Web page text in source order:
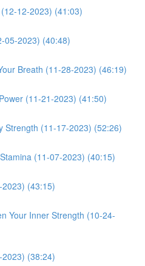
12-2023) (41:03)
05-2023) (40:48)
Breath (11-28-2023) (46:19)
(11-21-2023) (41:50)
Strength (11-17-2023) (52:26)
(11-07-2023) (40:15)
(43:15)
Your Inner Strength (10-24-
(38:24)